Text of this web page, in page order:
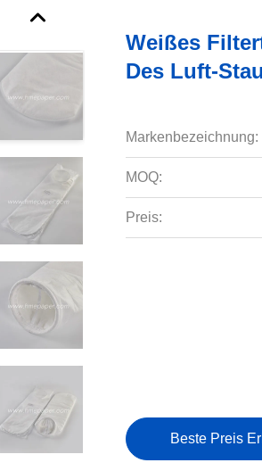
Weißes
Des Luft-
Markenbezeichnung:
MOQ:
Preis:
Beste Preis